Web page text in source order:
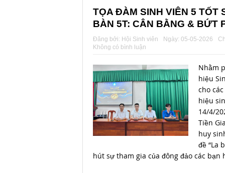
TỌA ĐÀM SINH VIÊN 5 TỐT
BÀN 5T: CÂN BẰNG & BỨT
Đăng bởi: Hội Sinh viên Ngày: 05-05-2026
Không có bình luận
Nhằm
hiệu
cho
hiệu
14/4/
Tiền
huy
đề “La
hút sự tham gia của đông đảo các